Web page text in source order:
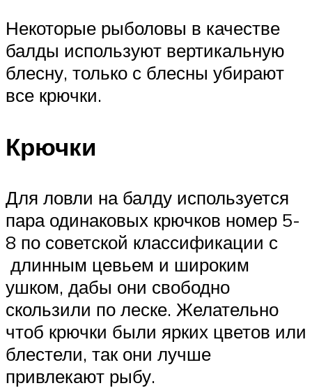
Некоторые рыболовы в качестве
балды используют вертикальную
блесну, только с блесны убирают
все крючки.
Крючки
Для ловли на балду используется
пара одинаковых крючков номер 5-
8 по советской классификации с
длинным цевьем и широким
ушком, дабы они свободно
скользили по леске. Желательно
чтоб крючки были ярких цветов или
блестели, так они лучше
привлекают рыбу.